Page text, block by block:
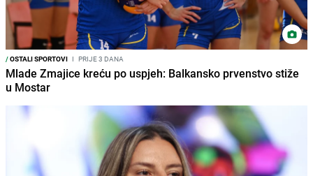
/OSTALI SPORTOVI I PRIJE 3 DANA
Mlade Zmajice kreću po uspjeh: Balkansko prvenstvo stiže
u Mostar